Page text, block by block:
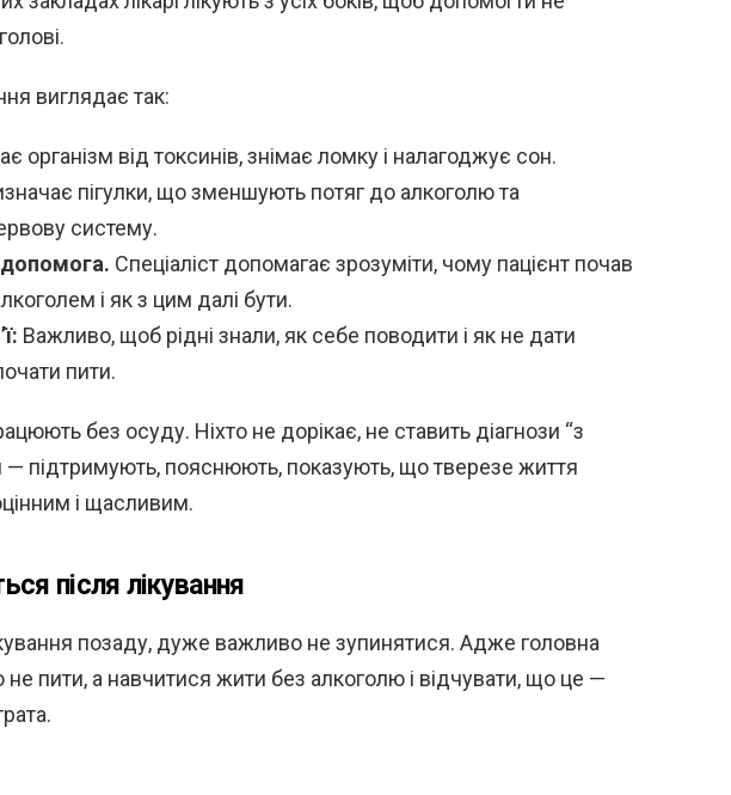
виглядає так:
організм від токсинів, знімає ломку і налагоджує сон.
пігулки, що зменшують потяг до алкоголю та
систему.
Спеціаліст допомагає зрозуміти, чому пацієнт почав
і як з цим далі бути.
Важливо, щоб рідні знали, як себе поводити і як не дати
пити.
без осуду. Ніхто не дорікає, не ставить діагнози “з
— підтримують, пояснюють, показують, що тверезе життя
і щасливим.
після лікування
позаду, дуже важливо не зупинятися. Адже головна
пити, а навчитися жити без алкоголю і відчувати, що це —